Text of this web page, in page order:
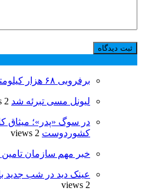
برفروبی ۶۸ هزار کیلومتر از جاده‌های کشور
لیونل مسی تبرئه شد 2 views
در سوگ «پدر»؛ میثاق
کشوردوست 2 views
خبر مهم سازمان
عینک دید در شب جدید
2 views